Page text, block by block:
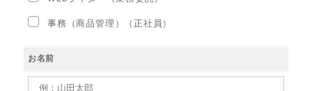
事務（商品管理）（正社員）
お名前